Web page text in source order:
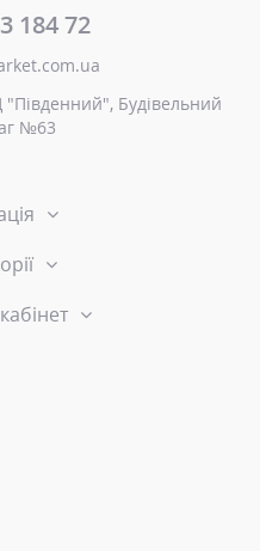
184 72
Будівельний
№63